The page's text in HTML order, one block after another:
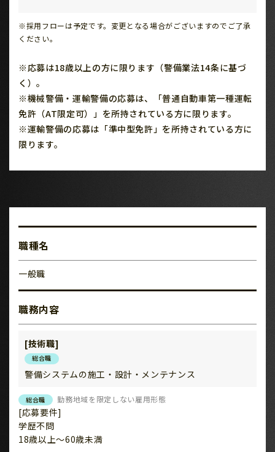
※採用フローは予定です。変更となる場合がございますのでご了承
ください。
※応募は18歳以上の方に限ります（警備業法14条に基づ
く）。
※機械警備・運輸警備の応募は、「普通自動車第一種運転
免許（AT限定可）」を所持されている方に限ります。
※運輸警備の応募は「準中型免許」を所持されている方に
限ります。
職種名
一般職
職務内容
[技術職]
総合職
警備システムの施工・設計・メンテナンス
総合職 勤務地域を限定しない雇用形態
[応募要件]
学歴不問
18歳以上～60歳未満